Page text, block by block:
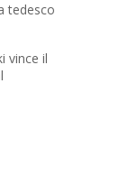
tedesco
vince il